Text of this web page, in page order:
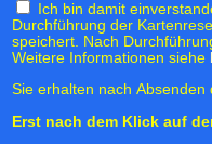
Ich bin damit
Durchführung der
speichert. Nach
Weitere Informationen siehe
Sie erhalten nach Absenden
Erst nach dem Klick auf